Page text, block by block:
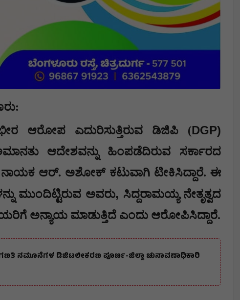
ಆರೋಪ ಎದುರಿಸುತ್ತಿರುವ ಡಿಜಿಪಿ (DGP)
ಆದೇಶವನ್ನು ಹಿಂಪಡೆದಿರುವ ಸರ್ಕಾರದ
ನಾಯಕ ಆರ್. ಅಶೋಕ್ ಕಟುವಾಗಿ ಟೀಕಿಸಿದ್ದಾರೆ. ಈ
ಮುಂದಿಟ್ಟಿರುವ ಅವರು, ಸಿದ್ದರಾಮಯ್ಯ ನೇತೃತ್ವದ
ಅನ್ಯಾಯ ಮಾಡುತ್ತಿದೆ ಎಂದು ಆರೋಪಿಸಿದ್ದಾರೆ.
ಗಣತಿ ನಮೂನೆಗಳ ಡಿಜಿಟಲೀಕರಣ ಪೂರ್ಣ-ಜಿಲ್ಲಾ ಚುನಾವಣಾಧಿಕಾರಿ